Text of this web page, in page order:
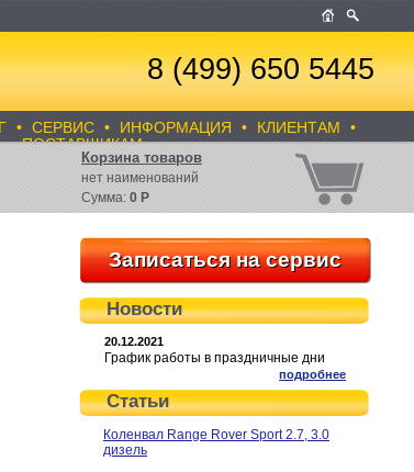
8 (499) 650 5445
• СЕРВИС • ИНФОРМАЦИЯ • КЛИЕНТАМ
•
ПОСТАВЩИКАМ
Корзина товаров
нет наименований
Сумма: 0 Р
Записаться на сервис
Новости
20.12.2021
График работы в праздничные дни
подробнее
Статьи
Коленвал Range Rover Sport 2.7, 3.0
дизель